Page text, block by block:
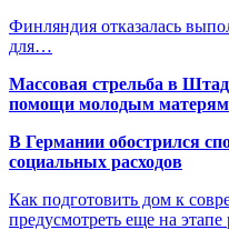
Финляндия отказалась
для…
Массовая стрельба в
помощи молодым матерям
В Германии обострился
социальных расходов
Как подготовить дом к
предусмотреть еще на этапе